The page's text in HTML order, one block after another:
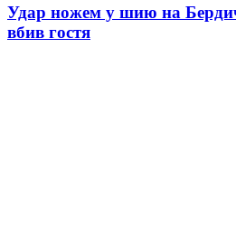
Удар ножем у шию на
вбив гостя